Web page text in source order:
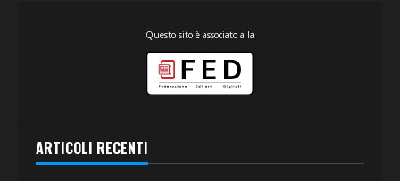
Questo sito è associato alla
ARTICOLI RECENTI